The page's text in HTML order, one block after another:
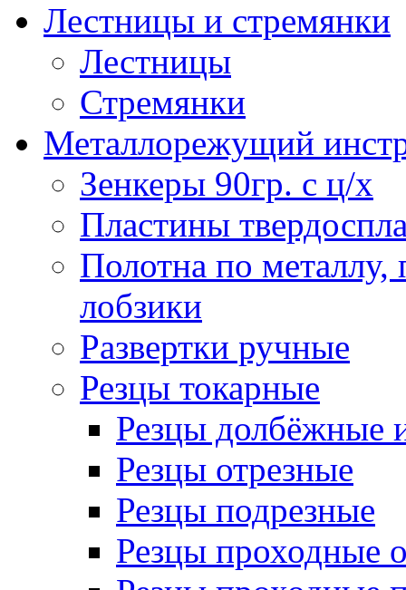
Лестницы и стремянки
Лестницы
Стремянки
Металлорежущий
Зенкеры 90гр. с ц/х
Пластины
Полотна по
лобзики
Развертки ручные
Резцы токарные
Резцы долбёжные
Резцы отрезные
Резцы подрезные
Резцы проходные